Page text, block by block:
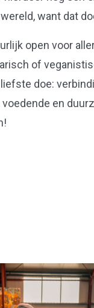
want dat
open voor
of
doe:
en